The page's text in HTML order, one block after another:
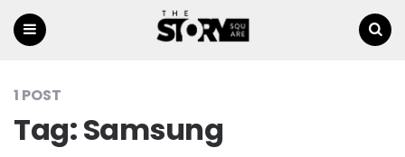
1 POST
Tag:Samsung